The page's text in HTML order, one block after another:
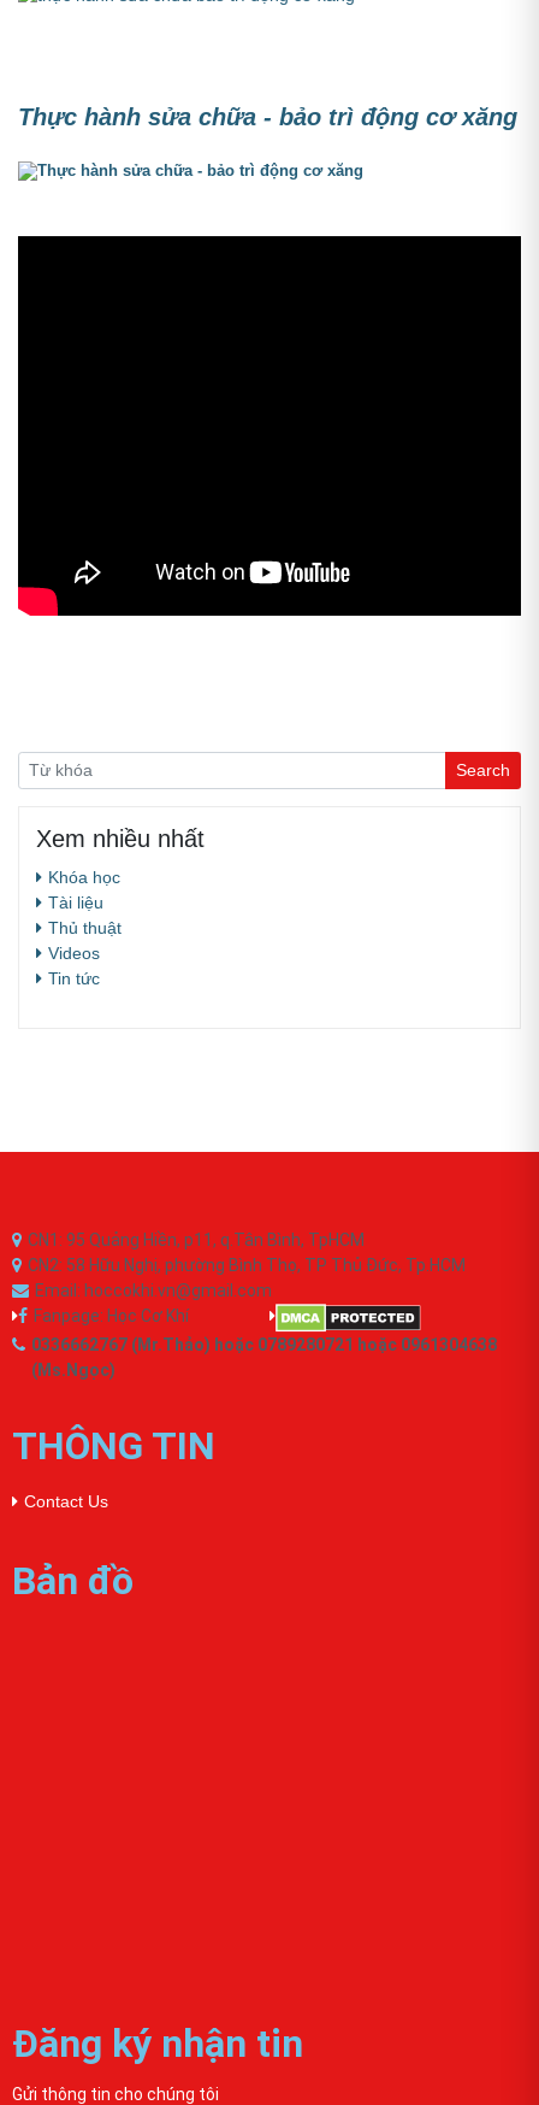
Thực hành sửa chữa - bảo trì động cơ xăng
Xem nhiều nhất
Khóa học
Tài liệu
Thủ thuật
Videos
Tin tức
CN1: 95 Quảng Hiền, p11, q.Tân Bình, TpHCM
CN2: 58 Hữu Nghị, phường Bình Thọ, TP Thủ Đức, Tp.HCM
Email: hoccokhi.vn@gmail.com
Fanpage: Học Cơ Khí
0336662767 (Mr.Thảo) hoặc 0789280721 hoặc 0961304638
(Ms.Ngọc)
THÔNG TIN
Contact Us
Bản đồ
Đăng ký nhận tin
Gửi thông tin cho chúng tôi